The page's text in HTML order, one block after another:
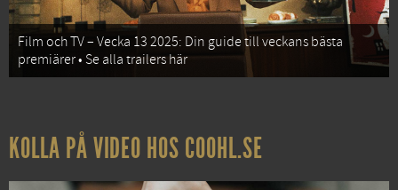
Film och TV – Vecka 13 2025: Din guide till veckans bästa
premiärer • Se alla trailers här
KOLLA PÅ VIDEO HOS COOHL.SE